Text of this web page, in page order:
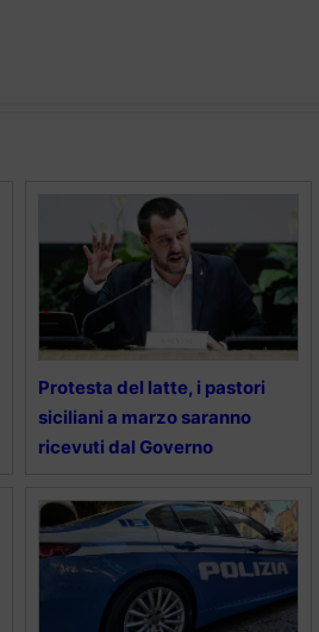
Protesta del latte, i pastori
siciliani a marzo saranno
ricevuti dal Governo